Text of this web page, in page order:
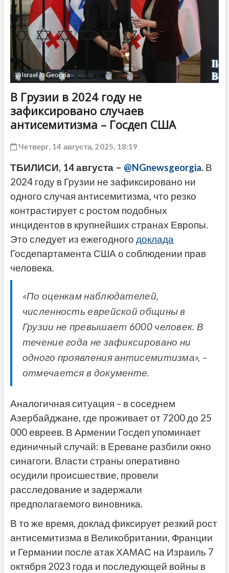
@Israel in Georgia
В Грузии в 2024 году не
зафиксировано случаев
антисемитизма – Госдеп США
Четверг, 14 августа, 2025, 18:19
ТБИЛИСИ, 14 августа – @NGnewsgeorgia.В
2024 году в Грузии не зафиксировано ни
одного случая антисемитизма, что резко
контрастирует с ростом подобных
инцидентов в крупнейших странах Европы.
Это следует из ежегодного доклада
Госдепартамента США о соблюдении прав
человека.
«По оценкам наблюдателей,
численность еврейской общины в
Грузии не превышает 6000 человек. В
течение года не зафиксировано ни
одного проявления антисемитизма», –
отмечается в документе.
Аналогичная ситуация – в соседнем
Азербайджане, где проживает от 7200 до 25
000 евреев. В Армении Госдеп упоминает
единичный случай: в Ереване разбили окно
синагоги. Власти страны оперативно
осудили происшествие, провели
расследование и задержали
предполагаемого виновника.
В то же время, доклад фиксирует резкий рост
антисемитизма в Великобритании, Франции
и Германии после атак ХАМАС на Израиль 7
октября 2023 года и последующей войны в